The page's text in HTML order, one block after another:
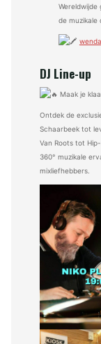
de muzikale
DJ Line-up
Maak je
Ontdek de
Schaarbeek tot
Van Roots tot
360° muzikale
mixliefhebbers.